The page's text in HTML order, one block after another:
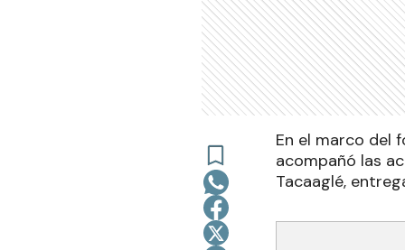
En el marco del
acompañó las
Tacaaglé,